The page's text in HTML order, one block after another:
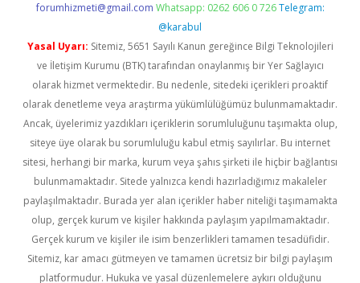
forumhizmeti@gmail.com Whatsapp: 0262 606 0 726 Telegram:
@karabul
Yasal Uyarı: Sitemiz, 5651 Sayılı Kanun gereğince Bilgi Teknolojileri
ve İletişim Kurumu (BTK) tarafından onaylanmış bir Yer Sağlayıcı
olarak hizmet vermektedir. Bu nedenle, sitedeki içerikleri proaktif
olarak denetleme veya araştırma yükümlülüğümüz bulunmamaktadır.
Ancak, üyelerimiz yazdıkları içeriklerin sorumluluğunu taşımakta olup,
siteye üye olarak bu sorumluluğu kabul etmiş sayılırlar. Bu internet
sitesi, herhangi bir marka, kurum veya şahıs şirketi ile hiçbir bağlantısı
bulunmamaktadır. Sitede yalnızca kendi hazırladığımız makaleler
paylaşılmaktadır. Burada yer alan içerikler haber niteliği taşımamakta
olup, gerçek kurum ve kişiler hakkında paylaşım yapılmamaktadır.
Gerçek kurum ve kişiler ile isim benzerlikleri tamamen tesadüfidir.
Sitemiz, kar amacı gütmeyen ve tamamen ücretsiz bir bilgi paylaşım
platformudur. Hukuka ve yasal düzenlemelere aykırı olduğunu